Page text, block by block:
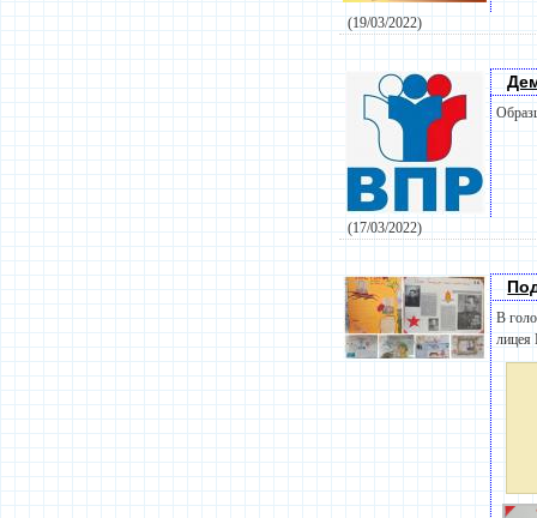
(19/03/2022)
(17/03/2022)
В
лицея